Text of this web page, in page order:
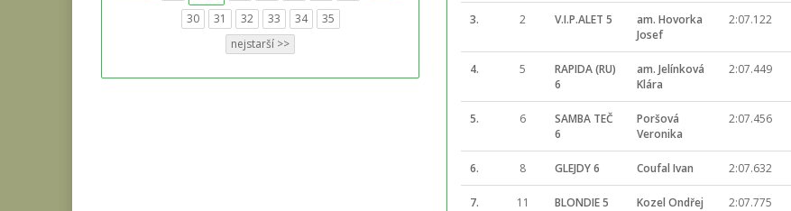
3. 2 V.I.P.ALET 5
am. Hovorka
Josef
2:07.122
4. 5
RAPIDA (RU)
6
am. Jelínková
Klára
2:07.449
5. 6
SAMBA TEČ
6
Poršová
Veronika
2:07.456
6. 8 GLEJDY 6 Coufal Ivan 2:07.632
7. 11 BLONDIE 5 Kozel Ondřej 2:07.775
30
31 32 33 34
35
nejstarší >>